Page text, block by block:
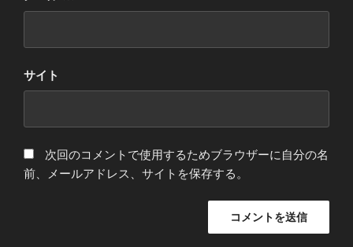
サイト
次回のコメントで使用するためブラウザーに自分の名
前、メールアドレス、サイトを保存する。